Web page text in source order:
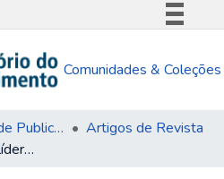
Comunica BR
Acesso à informação
Comunidades & Coleções
Navegar por Tipo de Publicação
Artigos de Revista
Mesorregiões/culturas líderes versus oferta de mão de obra específica